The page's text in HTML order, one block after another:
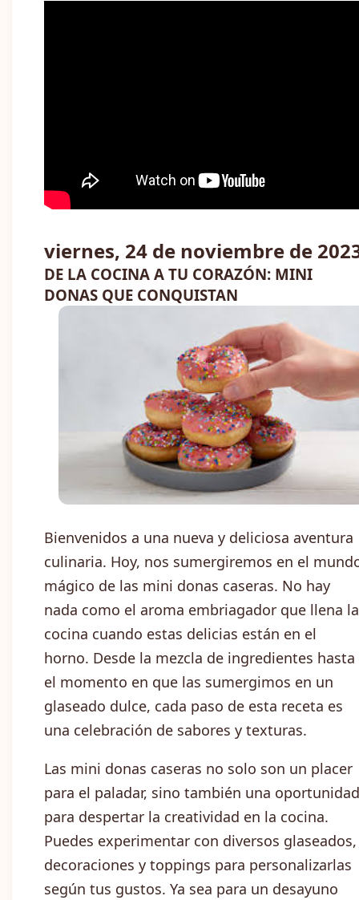
viernes, 24 de noviembre de
DE LA COCINA A TU CORAZÓN: MINI
DONAS QUE CONQUISTAN
Bienvenidos a una nueva y deliciosa aventura
culinaria. Hoy, nos sumergiremos en el
mágico de las mini donas caseras. No hay
nada como el aroma embriagador que llena la
cocina cuando estas delicias están en el
horno. Desde la mezcla de ingredientes hasta
el momento en que las sumergimos en un
glaseado dulce, cada paso de esta receta es
una celebración de sabores y texturas.
Las mini donas caseras no solo son un placer
para el paladar, sino también una oportunidad
para despertar la creatividad en la cocina.
Puedes experimentar con diversos glaseados,
decoraciones y toppings para personalizarlas
según tus gustos. Ya sea para un desayuno